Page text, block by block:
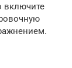
включите